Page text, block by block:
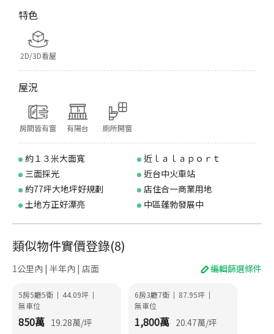
特色
2D/3D看屋
屋況
房間皆有窗 有陽台 廁所開窗
約１３米大面寬
近ｌａｌａｐｏｒｔ
三面採光
近台中火車站
約77坪大地坪好規劃
店住合一商業用地
土地方正好漂亮
中區蓬勃發展中
類似物件實價登錄(8)
1公里內 | 半年內 | 店面 編輯篩選條件
5房5廳5衛 | 44.09坪 |
無車位
850萬 19.28萬/坪
6房3廳7衛 | 87.95坪 |
無車位
1,800萬 20.47萬/坪